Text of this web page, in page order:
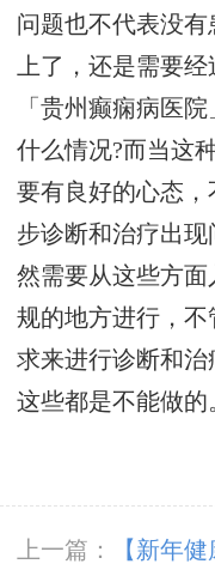
问题也不代表没
上了，还是需要
「贵州癫痫病医
什么情况?而当这
要有良好的心态
步诊断和治疗出
然需要从这些方
规的地方进行，
求来进行诊断和治
这些都是不能做的
上一篇：
【新年